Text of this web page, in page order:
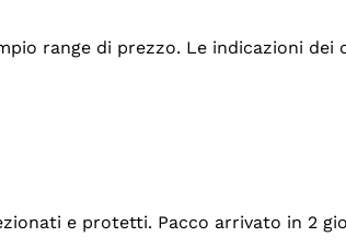
range di prezzo. Le indicazioni dei
e protetti. Pacco arrivato in 2